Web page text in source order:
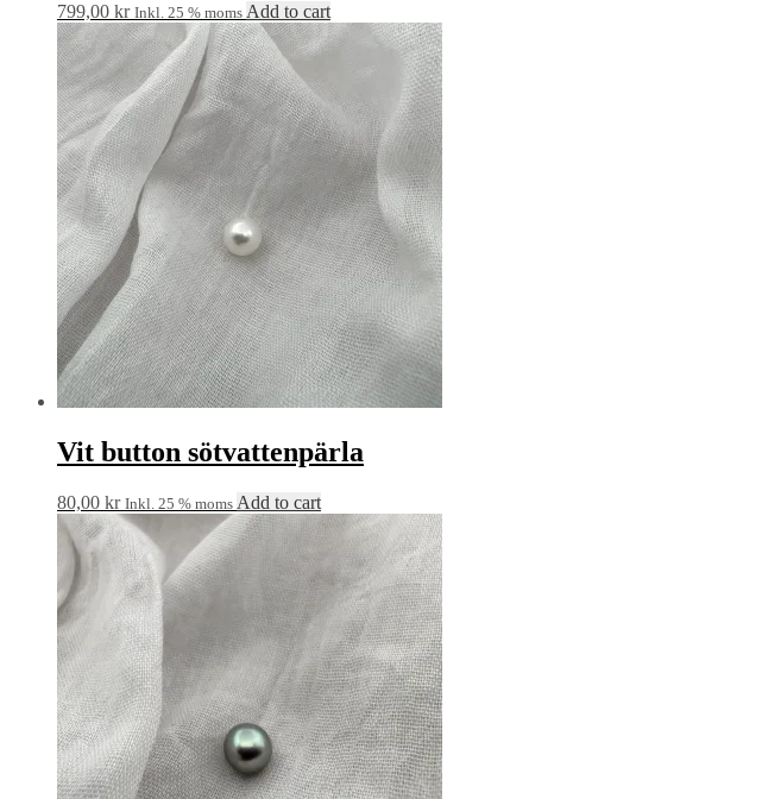
799,00 kr Inkl. 25 % moms Add to cart
Vit button sötvattenpärla
80,00 kr Inkl. 25 % moms Add to cart